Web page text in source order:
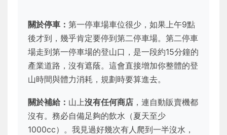
關於停車： 第一停車場車位很少，如果上午9點
後才到，幾乎肯定要停到第二停車場。第二停車
場走到第一停車場的登山口，是一段約15分鐘的
產業道路，沒有遮蔭。這會直接增加你整體的登
山時間與體力消耗，規劃時要算進去。
關於補給： 山上沒有任何商店 ，連自動販賣機都
沒有。務必自備足夠的飲水（夏天至少
1000cc）。我見過好幾次有人爬到一半沒水，